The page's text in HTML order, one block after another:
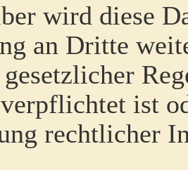
wird diese
an Dritte
ist
rechtlicher